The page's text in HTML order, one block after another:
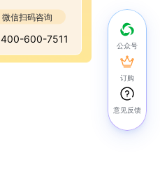
微信扫码咨询
400-600-7511
公众号
订购
意见反馈